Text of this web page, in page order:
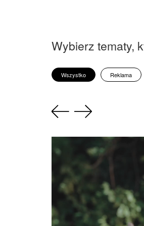
Wybierz tematy,
Wszystko Reklama